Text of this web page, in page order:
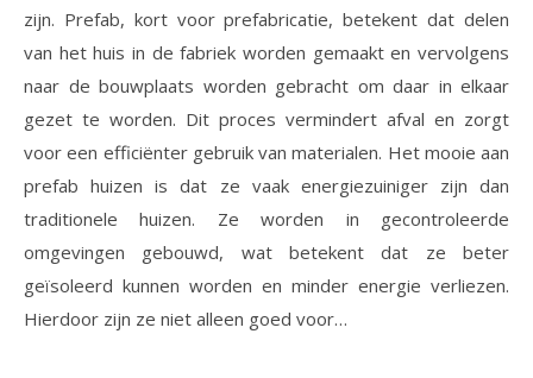
zijn. Prefab, kort voor prefabricatie, betekent dat delen
van het huis in de fabriek worden gemaakt en vervolgens
naar de bouwplaats worden gebracht om daar in elkaar
gezet te worden. Dit proces vermindert afval en zorgt
voor een efficiënter gebruik van materialen. Het mooie aan
prefab huizen is dat ze vaak energiezuiniger zijn dan
traditionele huizen. Ze worden in gecontroleerde
omgevingen gebouwd, wat betekent dat ze beter
geïsoleerd kunnen worden en minder energie verliezen.
Hierdoor zijn ze niet alleen goed voor…